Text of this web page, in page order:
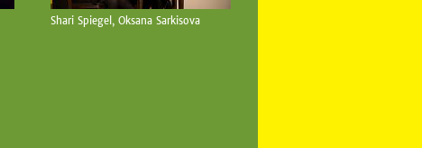
Shari Spiegel, Oksana Sarkisova